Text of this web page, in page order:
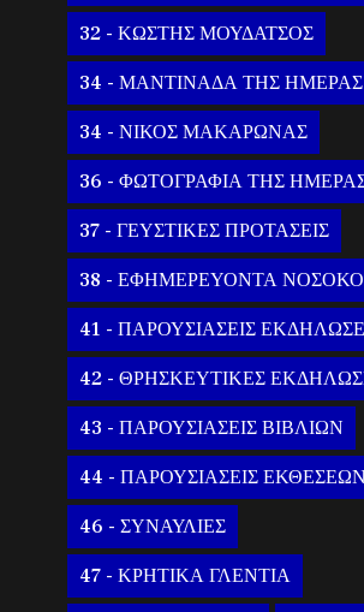
32 - ΚΩΣΤΗΣ ΜΟΥΔΑΤΣΟΣ
34 - ΜΑΝΤΙΝΑΔΑ ΤΗΣ ΗΜΕΡΑΣ
34 - ΝΙΚΟΣ ΜΑΚΑΡΩΝΑΣ
36 - ΦΩΤΟΓΡΑΦΙΑ ΤΗΣ
37 - ΓΕΥΣΤΙΚΕΣ ΠΡΟΤΑΣΕΙΣ
38 - ΕΦΗΜΕΡΕΥΟΝΤΑ
41 - ΠΑΡΟΥΣΙΑΣΕΙΣ
42 - ΘΡΗΣΚΕΥΤΙΚΕΣ
43 - ΠΑΡΟΥΣΙΑΣΕΙΣ ΒΙΒΛΙΩΝ
44 - ΠΑΡΟΥΣΙΑΣΕΙΣ ΕΚΘΕΣΕΩΝ
46 - ΣΥΝΑΥΛΙΕΣ
47 - ΚΡΗΤΙΚΑ ΓΛΕΝΤΙΑ